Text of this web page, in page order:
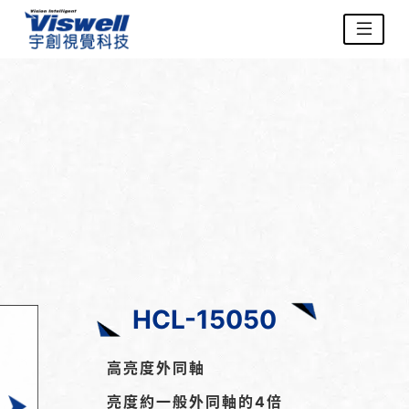
HCL-15050
高亮度外同軸
亮度約一般外同軸的4倍